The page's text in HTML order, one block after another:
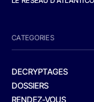
CATEGORIES
DECRYPTAGES
DOSSIERS
RENDEZ-VOUS